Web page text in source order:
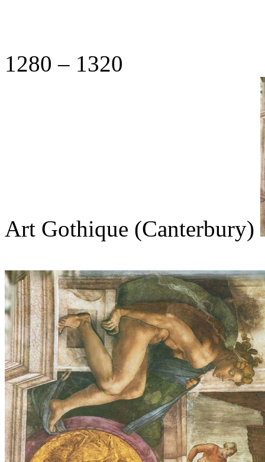
1280– 1320
Art Gothique (Canterbury)